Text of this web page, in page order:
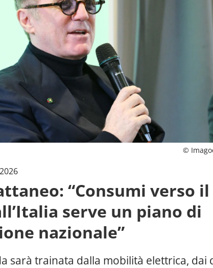
©
“Consumi verso il
serve un piano di
nazionale”
sarà trainata dalla mobilità elettrica, dai